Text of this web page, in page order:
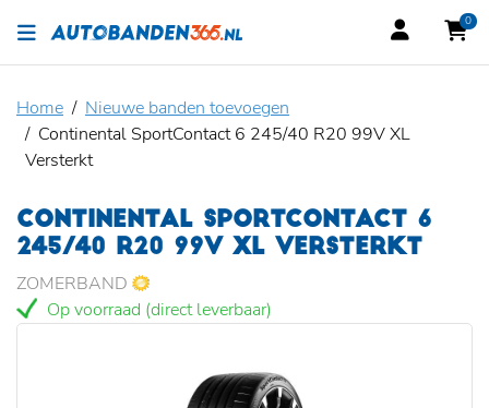
0
Home
Nieuwe banden toevoegen
Continental SportContact 6 245/40 R20 99V XL
Versterkt
CONTINENTAL SPORTCONTACT 6
245/40 R20 99V XL VERSTERKT
ZOMERBAND
Op voorraad (direct leverbaar)